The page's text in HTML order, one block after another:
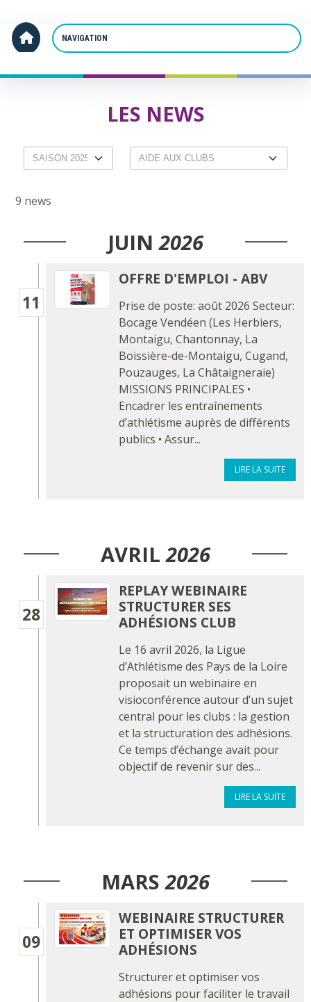
Accueil Les news
LES NEWS
9 news
JUIN 2026
11
OFFRE D'EMPLOI - ABV
Prise de poste: août 2026 Secteur:
Bocage Vendéen (Les Herbiers,
Montaigu, Chantonnay, La
Boissière-de-Montaigu, Cugand,
Pouzauges, La Châtaigneraie)
MISSIONS PRINCIPALES •
Encadrer les entraînements
d’athlétisme auprès de différents
publics • Assur...
LIRE LA SUITE
AVRIL 2026
28
REPLAY WEBINAIRE
STRUCTURER SES
ADHÉSIONS CLUB
Le 16 avril 2026, la Ligue
d’Athlétisme des Pays de la Loire
proposait un webinaire en
visioconférence autour d’un sujet
central pour les clubs : la gestion
et la structuration des adhésions.
Ce temps d’échange avait pour
objectif de revenir sur des...
LIRE LA SUITE
MARS 2026
09
WEBINAIRE STRUCTURER
ET OPTIMISER VOS
ADHÉSIONS
Structurer et optimiser vos
adhésions pour faciliter le travail